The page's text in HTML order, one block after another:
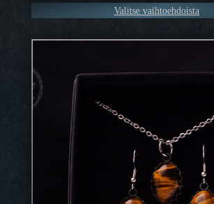
Valitse vaihtoehdoista